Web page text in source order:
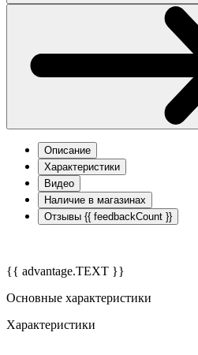
Описание
Характеристики
Видео
Наличие в магазинах
Отзывы {{ feedbackCount }}
{{ advantage.TEXT }}
Основные характеристики
Характеристики